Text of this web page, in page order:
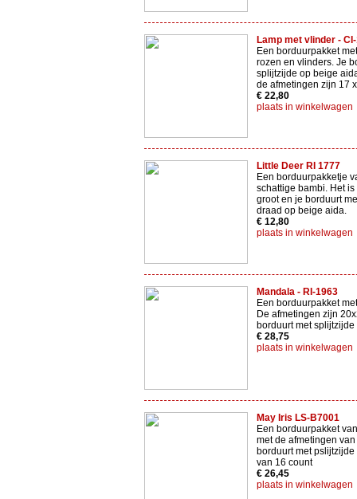
Lamp met vlinder -
Een borduurpakket
rozen en vlinders. Je
splijtzijde op beige
de afmetingen zijn 17
€ 22,80
plaats in winkelwagen
Little Deer RI 1777
Een borduurpakketje
schattige bambi. Het is
groot en je borduurt
draad op beige aida.
€ 12,80
plaats in winkelwagen
Mandala - RI-1963
Een borduurpakket
De afmetingen zijn
borduurt met
€ 28,75
plaats in winkelwagen
May Iris LS-B7001
Een borduurpakket
met de afmetingen
borduurt met pslijtzijde
van 16 count
€ 26,45
plaats in winkelwagen